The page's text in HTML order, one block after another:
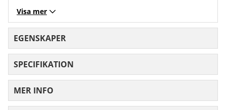
Visa mer
EGENSKAPER
SPECIFIKATION
MER INFO